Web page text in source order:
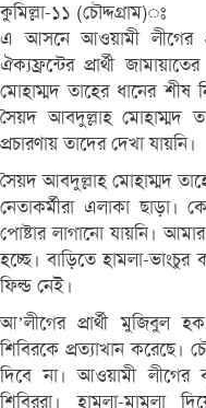
কুমিল্লা-১১ (চৌদ্দগ্রাম)ঃ
এ আসনে আওয়ামী লীগের
ঐক্যফ্রন্টের প্রার্থী
মোহাম্মদ তাহের ধানের শীষ
সৈয়দ আবদুল্লাহ মোহাম্মদ
প্রচারণায় তাদের দেখা যায়নি।
সৈয়দ আবদুল্লাহ মোহাম্মদ
নেতাকর্মীরা এলাকা ছাড়া।
পোষ্টার লাগানো যায়নি।
হচ্ছে। বাড়িতে হামলা-
ফিল্ড নেই।
আ’লীগের প্রার্থী মুজিবুল
শিবিরকে প্রত্যাখান করেছে।
দিবে না। আওয়ামী লীগের
শিবিররা। হামলা-মামলা